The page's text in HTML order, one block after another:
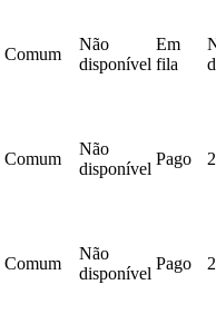
Comum
Não
disponível
Em
fila
Comum
Não
disponível
Pago
Comum
Não
disponível
Pago